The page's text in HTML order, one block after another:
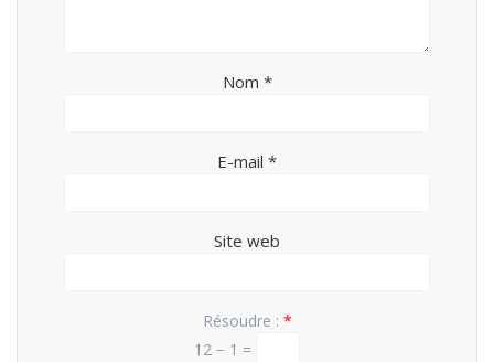
Nom *
E-mail *
Site web
Résoudre : *
12 − 1 =